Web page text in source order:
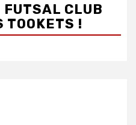
FUTSAL CLUB
TOOKETS !